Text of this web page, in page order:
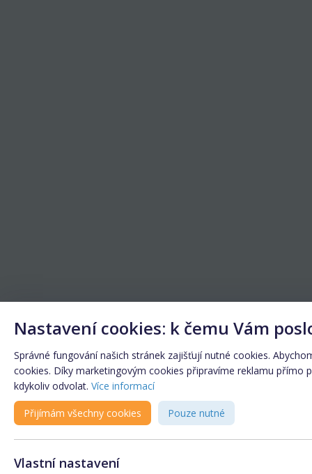
Nastavení cookies: k čemu Vám
Správné fungování našich stránek zajišťují nutné cookies.
cookies. Díky marketingovým cookies připravíme reklamu přímo
kdykoliv odvolat. Více informací
Přijímám všechny cookies Pouze nutné
Vlastní nastavení